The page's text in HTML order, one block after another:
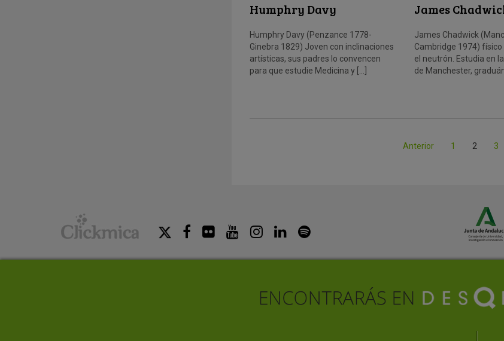
Humphry Davy
Humphry Davy (Penzance 1778-
Ginebra 1829) Joven con inclinaciones
artísticas, sus padres lo convencen
para que estudie Medicina y […]
James
James Chadwick
Cambridge 1974)
el neutrón. Estudia en
de Manchester,
Anterior 1 2 3